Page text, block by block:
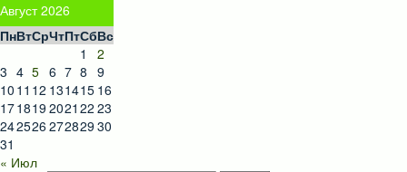
Август 2026
ПнВтСрЧтПтСбВс
1
2
3 4 5 6 7 8 9
10 11 12 131415 16
171819 2021 22 23
242526 272829 30
31
« Июл